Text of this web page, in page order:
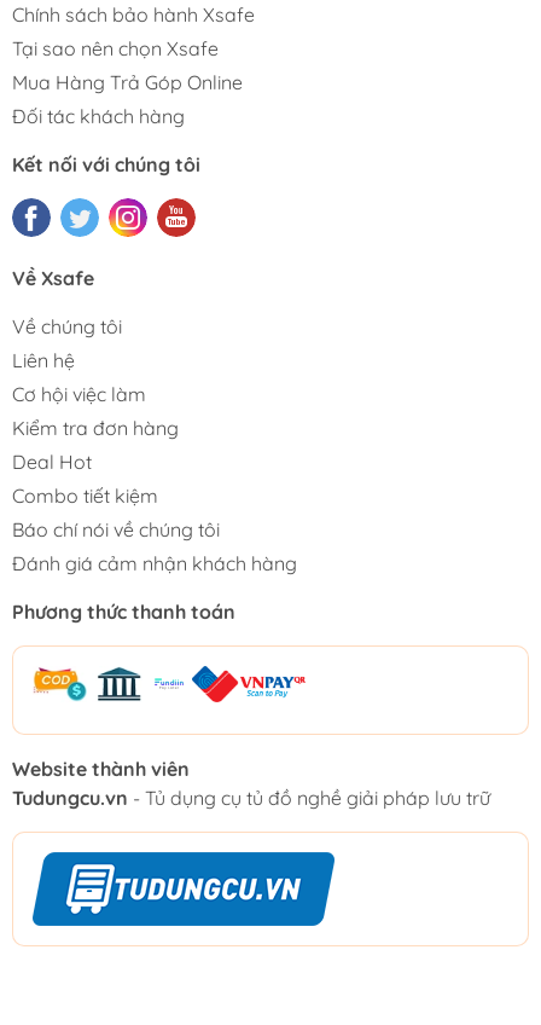
Chính sách bảo hành Xsafe
Tại sao nên chọn Xsafe
Mua Hàng Trả Góp Online
Đối tác khách hàng
Kết nối với chúng tôi
Về Xsafe
Về chúng tôi
Liên hệ
Cơ hội việc làm
Kiểm tra đơn hàng
Deal Hot
Combo tiết kiệm
Báo chí nói về chúng tôi
Đánh giá cảm nhận khách hàng
Phương thức thanh toán
Website thành viên
Tudungcu.vn - Tủ dụng cụ tủ đồ nghề giải pháp lưu trữ